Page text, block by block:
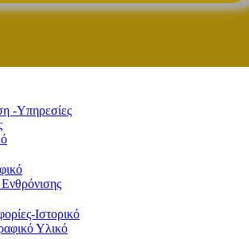
-Υπηρεσίες
Ιστορικό
Υλικό